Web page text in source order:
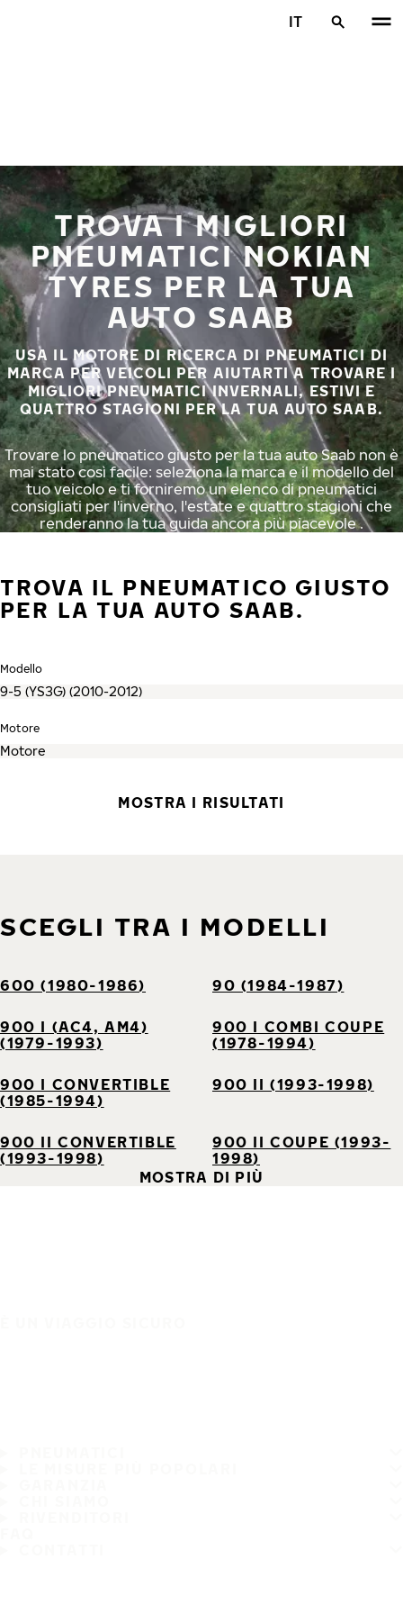
IT
TROVA I MIGLIORI
PNEUMATICI NOKIAN
TYRES PER LA TUA
AUTO SAAB
USA IL MOTORE DI RICERCA DI PNEUMATICI DI
MARCA PER VEICOLI PER AIUTARTI A TROVARE I
MIGLIORI PNEUMATICI INVERNALI, ESTIVI E
QUATTRO STAGIONI PER LA TUA AUTO SAAB.
Trovare lo pneumatico giusto per la tua auto Saab non è
mai stato così facile: seleziona la marca e il modello del
tuo veicolo e ti forniremo un elenco di pneumatici
consigliati per l'inverno, l'estate e quattro stagioni che
renderanno la tua guida ancora più piacevole .
TROVA IL PNEUMATICO GIUSTO
PER LA TUA AUTO SAAB.
Modello
Motore
MOSTRA I RISULTATI
SCEGLI TRA I MODELLI
600 (1980-1986) 90 (1984-1987)
900 I (AC4, AM4)
(1979-1993)
900 I COMBI COUPE
(1978-1994)
900 I CONVERTIBLE
(1985-1994)
900 II (1993-1998)
900 II CONVERTIBLE
(1993-1998)
900 II COUPE (1993-
1998)
MOSTRA DI PIÙ